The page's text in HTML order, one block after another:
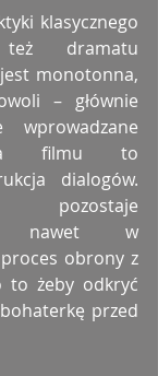
klasycznego
dramatu
monotonna,
– głównie
wprowadzane
filmu to
dialogów.
pozostaje
nawet w
obrony z
to żeby odkryć
przed